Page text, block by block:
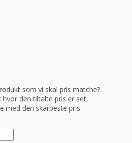
som vi skal pris matche?
den tiltalte pris er set,
med den skarpeste pris.